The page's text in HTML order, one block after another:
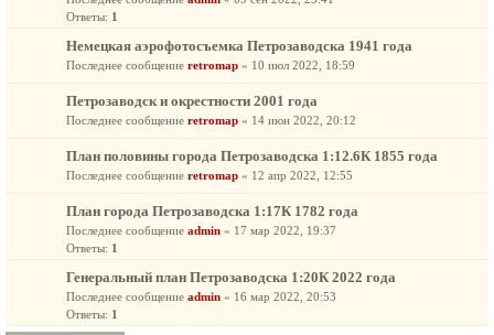
Ответы: 1
Немецкая аэрофотосъемка Петрозаводска 1941 года
Последнее сообщение retromap « 10 июл 2022, 18:59
Петрозаводск и окрестности 2001 года
Последнее сообщение retromap « 14 июн 2022, 20:12
План половины города Петрозаводска 1:12.6К 1855 года
Последнее сообщение retromap « 12 апр 2022, 12:55
План города Петрозаводска 1:17К 1782 года
Последнее сообщение admin « 17 мар 2022, 19:37
Ответы: 1
Генеральный план Петрозаводска 1:20К 2022 года
Последнее сообщение admin « 16 мар 2022, 20:53
Ответы: 1